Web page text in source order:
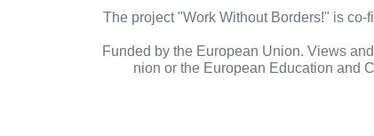
The project "Work Without Borders!" is
Funded by the European Union. Views